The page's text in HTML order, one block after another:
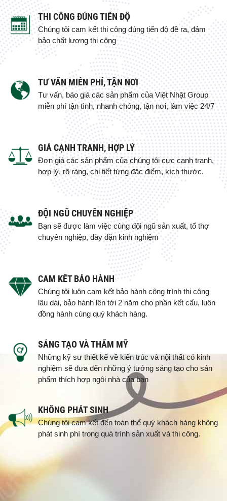
THI CÔNG ĐÚNG TIẾN ĐỘ
Chúng tôi cam kết thi công đúng tiến độ đề ra, đảm
bảo chất lượng thi công
TƯ VẤN MIỄN PHÍ, TẬN NƠI
Tư vấn, báo giá các sản phẩm của Việt Nhật Group
miễn phí tận tình, nhanh chóng, tận nơi, làm việc 24/7
GIÁ CẠNH TRANH, HỢP LÝ
Đơn giá các sản phẩm của chúng tôi cực cạnh tranh,
hợp lý, rõ ràng, chi tiết từng đặc điểm, kích thước.
ĐỘI NGŨ CHUYÊN NGHIỆP
Bạn sẽ được làm việc cùng đội ngũ sản xuất, tổ thợ
chuyên nghiệp, dày dặn kinh nghiệm
CAM KẾT BẢO HÀNH
Chúng tôi luôn cam kết bảo hành công trình thi công
lâu dài, bảo hành lên tới 2 năm cho phần kết cấu, luôn
đồng hành cùng quý khách hàng.
SÁNG TẠO VÀ THẨM MỸ
Những kỹ sư thiết kế về kiến trúc và nội thất có kinh
nghiệm sẽ đưa đến những ý tưởng sáng tạo cho sản
phẩm thích hợp ngôi nhà của bạn
KHÔNG PHÁT SINH
Chúng tôi cam kết đến toàn thể quý khách hàng không
phát sinh phí trong quá trình sản xuất và thi công.